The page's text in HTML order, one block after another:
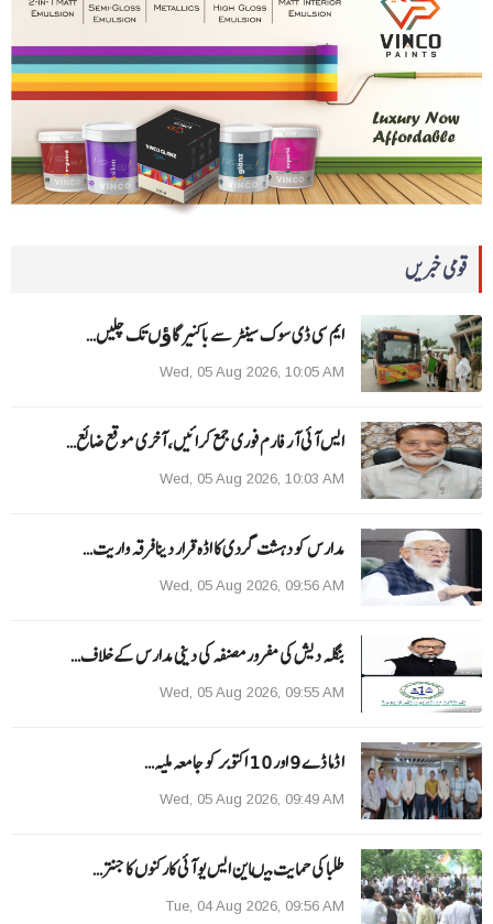
قومی خبریں
ایم سی ڈی سوک سینٹر سے باکنیر گاﺅں تک چلیں…
Wed, 05 Aug 2026, 10:05 AM
ایس آئی آر فارم فوری جمع کرائیں، آخری موقع ضائع…
Wed, 05 Aug 2026, 10:03 AM
مدارس کو دہشت گردی کا اڈہ قرار دینا فرقہ واریت…
Wed, 05 Aug 2026, 09:56 AM
بنگلہ دیش کی مفرور مصنفہ کی دینی مدارس کے خلاف…
Wed, 05 Aug 2026, 09:55 AM
ا ڈما ڈے 9 اور 10 اکتوبر کو جامعہ ملیہ…
Wed, 05 Aug 2026, 09:49 AM
طلبا کی حمایت میںاین ایس یو آئی کارکنوں کا جنتر…
Tue, 04 Aug 2026, 09:56 AM